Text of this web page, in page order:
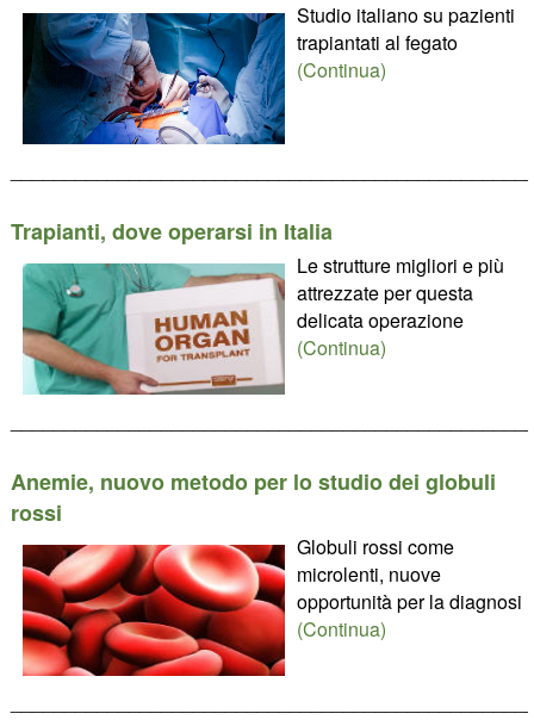
Studio italiano su pazienti
trapiantati al fegato
(Continua)
Trapianti, dove operarsi in Italia
Le strutture migliori e più
attrezzate per questa
delicata operazione
(Continua)
Anemie, nuovo metodo per lo studio dei globuli
rossi
Globuli rossi come
microlenti, nuove
opportunità per la diagnosi
(Continua)